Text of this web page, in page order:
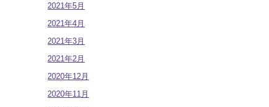
2021年5月
2021年4月
2021年3月
2021年2月
2020年12月
2020年11月